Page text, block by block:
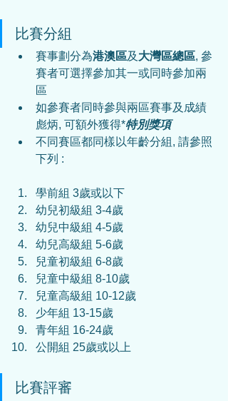
比賽分組
賽事劃分為港澳區及 大灣區總區, 參
賽者可選擇參加其一或同時參加兩
區
如參賽者同時參與兩區賽事及成績
彪炳, 可額外獲得*特別獎項
不同賽區都同樣以年齡分組, 請參照
下列 :
學前組 3歲或以下
幼兒初級組 3-4歲
幼兒中級組 4-5歲
幼兒高級組 5-6歲
兒童初級組 6-8歲
兒童中級組 8-10歲
兒童高級組 10-12歲
少年組 13-15歲
青年組 16-24歲
公開組 25歲或以上
比賽評審